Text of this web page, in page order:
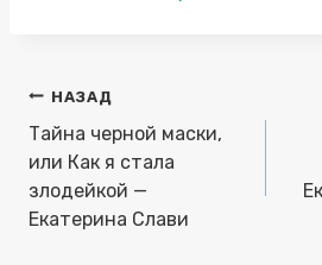
Навигация
по
записям
НАЗАД
Тайна черной маски,
или Как я стала
злодейкой —
Екатерина Слави